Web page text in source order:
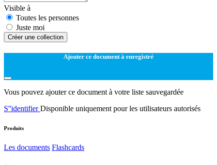
Visible à
Toutes les personnes
Juste moi
Créer une collection
Ajouter ce document à enregistré
Vous pouvez ajouter ce document à votre liste sauvegardée
S''identifierDisponible uniquement pour les utilisateurs autorisés
Produits
Les documents Flashcards